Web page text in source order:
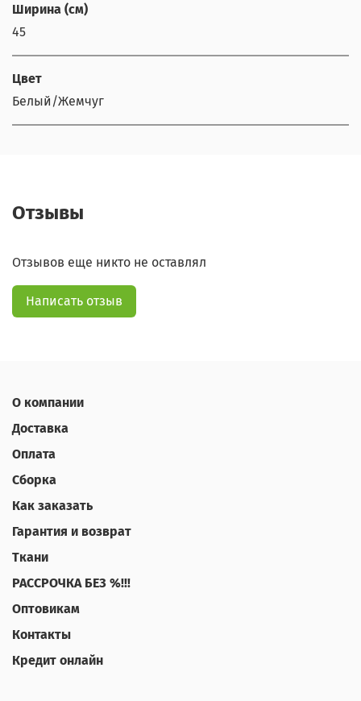
Ширина (см)
45
Цвет
Белый/Жемчуг
Отзывы
Отзывов еще никто не оставлял
Написать отзыв
О компании
Доставка
Оплата
Сборка
Как заказать
Гарантия и возврат
Ткани
РАССРОЧКА БЕЗ %!!!
Оптовикам
Контакты
Кредит онлайн